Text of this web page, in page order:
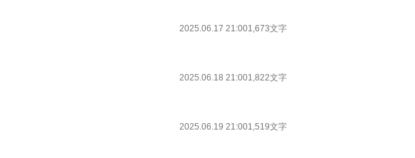
2025.06.17 21:001,673文字
2025.06.18 21:001,822文字
2025.06.19 21:001,519文字